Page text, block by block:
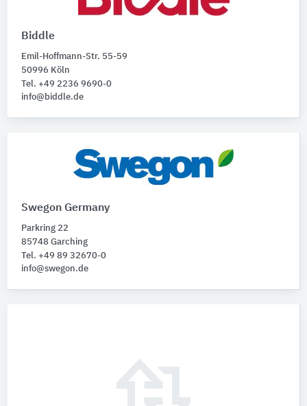
Biddle
Emil-Hoffmann-Str. 55-59
50996 Köln
Tel. +49 2236 9690-0
info@biddle.de
Swegon Germany
Parkring 22
85748 Garching
Tel. +49 89 32670-0
info@swegon.de